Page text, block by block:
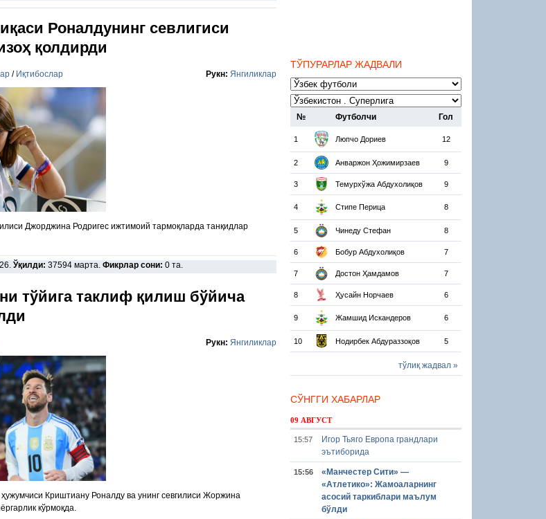
Роналдунинг севлигиси
қолдирди
/ Иқтибослар Рукн: Янгиликлар
Джорджина Родригес ижтимоий тармоқларда танқидлар
Ўқилди: 37594 марта. Фикрлар сони: 0 та.
тўйига таклиф қилиш бўйича
Рукн: Янгиликлар
Криштиану Роналду ва унинг севгилиси Жоржина
кўрмоқда.
ТЎПУРАРЛАР ЖАДВАЛИ
№ Футболчи Гол
1 Люпчо Дориев 12
2 Анваржон Ҳожимирзаев 9
3 Темурхўжа Абдухолиқов 9
4 Стипе Перица 8
5 Чинеду Стефан 8
6 Бобур Абдухолиқов 7
7 Достон Ҳамдамов 7
8 Ҳусайн Норчаев 6
9 Жамшид Искандеров 6
10 Нодирбек Абдураззоқов 5
тўлиқ жадвал »
СЎНГГИ ХАБАРЛАР
09 АВГУСТ
15:57
Игор Тьяго Европа грандлари
эътиборида
15:56
«Манчестер Сити» —
«Атлетико»: Жамоаларнинг
асосий таркиблари маълум
бўлди